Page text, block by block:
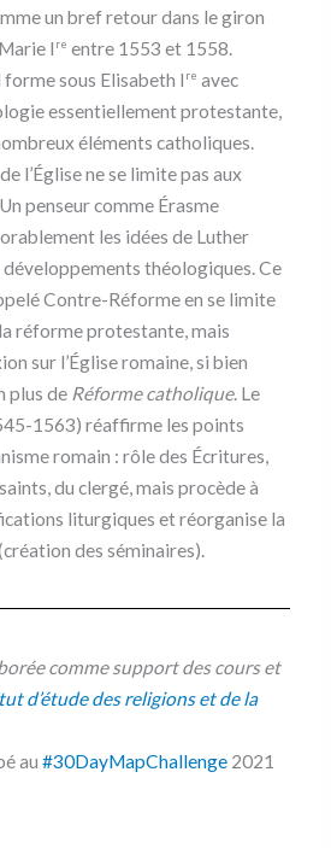
un bref retour dans le giron
I re entre 1553 et 1558.
forme sous Elisabeth I re avec
essentiellement protestante,
éléments catholiques.
l’Église ne se limite pas aux
penseur comme Érasme
les idées de Luther
développements théologiques. Ce
Contre-Réforme en se limite
réforme protestante, mais
sur l’Église romaine, si bien
plus de Réforme catholique. Le
1563) réaffirme les points
romain : rôle des Écritures,
du clergé, mais procède à
liturgiques et réorganise la
des séminaires).
comme support des cours et
d’étude des religions et de la
au #30DayMapChallenge2021